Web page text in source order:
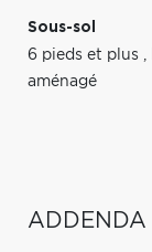
Sous-sol
6 pieds et plus ,
aménagé
ADDENDA